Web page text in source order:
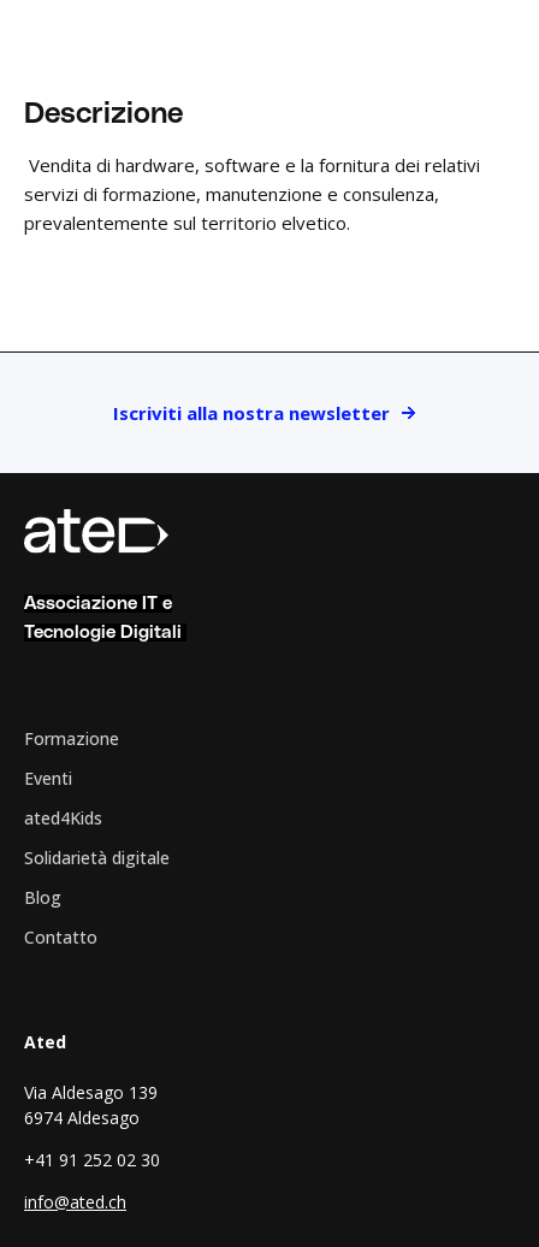
Descrizione
Vendita di hardware, software e la fornitura dei relativi
servizi di formazione, manutenzione e consulenza,
prevalentemente sul territorio elvetico.
Iscriviti alla nostra newsletter
Associazione IT e
Tecnologie Digitali
Formazione
Eventi
ated4Kids
Solidarietà digitale
Blog
Contatto
Ated
Via Aldesago 139
6974 Aldesago
+41 91 252 02 30
info@ated.ch